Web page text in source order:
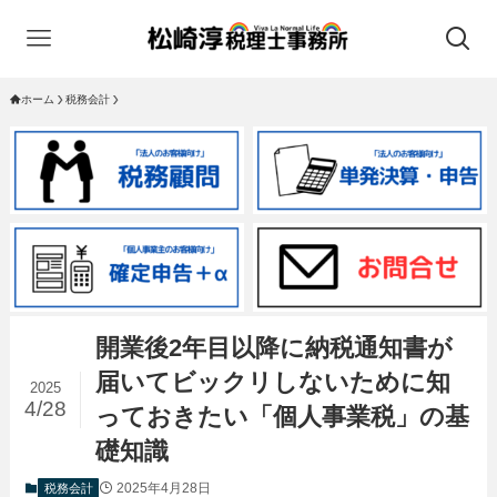
ホーム 税務会計
開業後2年目以降に納税通知書が
届いてビックリしないために知
っておきたい「個人事業税」の基
礎知識
2025
4/28
税務会計 2025年4月28日